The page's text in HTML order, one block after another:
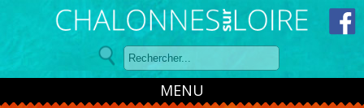
Panneau de gestion des cookies
MENU